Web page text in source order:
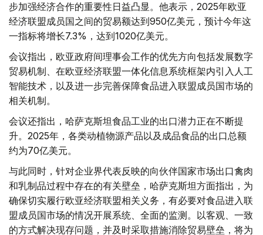
步加强经济合作的重要性日益凸显。他表示，2025年欧亚
经济联盟成员国之间的贸易额达到950亿美元，预计今年这
一指标将增长7.3%，达到1020亿美元。
会议指出，欧亚政府间理事会工作的优先方向包括发展数字
贸易机制、在欧亚经济联盟一体化信息系统框架内引入人工
智能技术，以及进一步完善保障食品进入联盟成员国市场的
相关机制。
会议还指出，哈萨克斯坦食品工业的出口潜力正在不断提
升。2025年，各类动植物源产品以及成品食品的出口总额
约为70亿美元。
与此同时，针对企业界代表反映的向伙伴国家市场出口禽肉
和乳制品过程中存在的有关壁垒，哈萨克斯坦方面指出，为
确保切实履行欧亚经济联盟相关义务，有必要对食品进入联
盟成员国市场的情况开展系统、全面的监测。以客观、一致
的方式解决现存问题，并及时采取措施消除贸易壁垒，将为